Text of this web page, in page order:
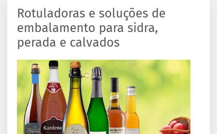
Rotuladoras e soluções de
embalamento para sidra,
perada e calvados